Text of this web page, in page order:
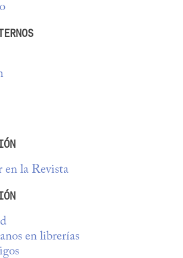
en la Revista
en librerías